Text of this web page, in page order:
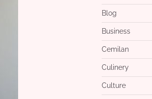
Blog
Business
Cemilan
Culinery
Culture